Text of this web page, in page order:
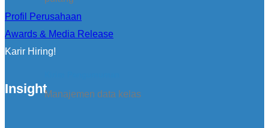
Manajemen data kelas
Profil Perusahaan
Awards & Media Release
Karir Hiring!
Insight